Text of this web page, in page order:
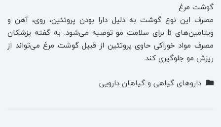
گوشت مرغ
مصرف این نوع گوشت به دلیل دارا بودن پروتئین، روی، آهن و
ویتامین‌های b برای سلامت مو توصیه می‌شود. به گفته پزشکان
مصرف مواد خوراکی حاوی پروتئین از قبیل گوشت مرغ می‌تواند از
ریزش مو جلوگیری کند.
داروهای گیاهی و گیاهان دارویی